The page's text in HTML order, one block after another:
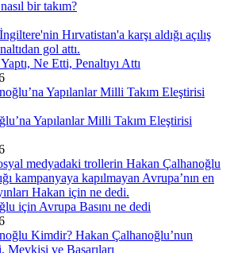
bir takım?
Ne Etti, Penaltıyı Attı
Yapılanlar Milli Takım Eleştirisi
için Avrupa Basını ne dedi